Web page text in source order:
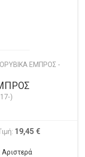
ΕΜΠΡΟΣ -
)
19,45 €
Αριστερά